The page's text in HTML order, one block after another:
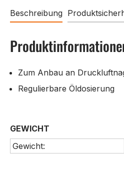
Beschreibung
Zum Anbau an
Regulierbare Öldosierung
GEWICHT
Gewicht: